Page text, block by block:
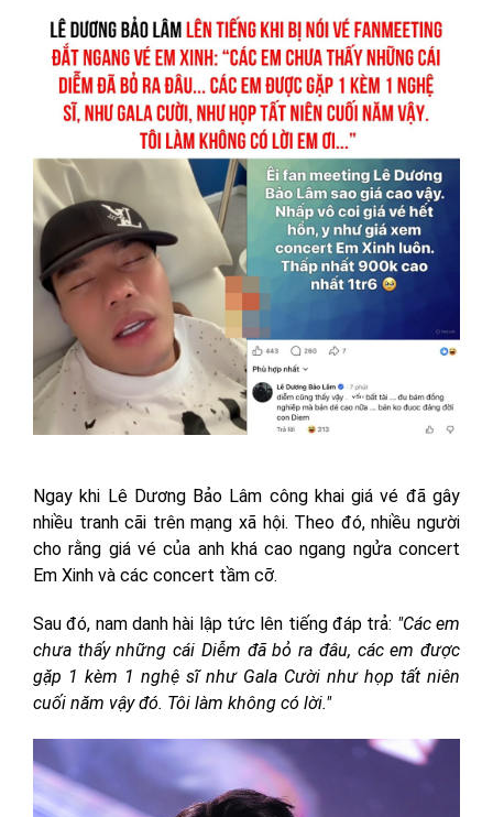
Ngay khi Lê Dương Bảo Lâm công khai giá vé đã gây
nhiều tranh cãi trên mạng xã hội. Theo đó, nhiều người
cho rằng giá vé của anh khá cao ngang ngửa concert
Em Xinh và các concert tầm cỡ.
Sau đó, nam danh hài lập tức lên tiếng đáp trả: "Các em
chưa thấy những cái Diễm đã bỏ ra đâu, các em được
gặp 1 kèm 1 nghệ sĩ như Gala Cười như họp tất niên
cuối năm vậy đó. Tôi làm không có lời."